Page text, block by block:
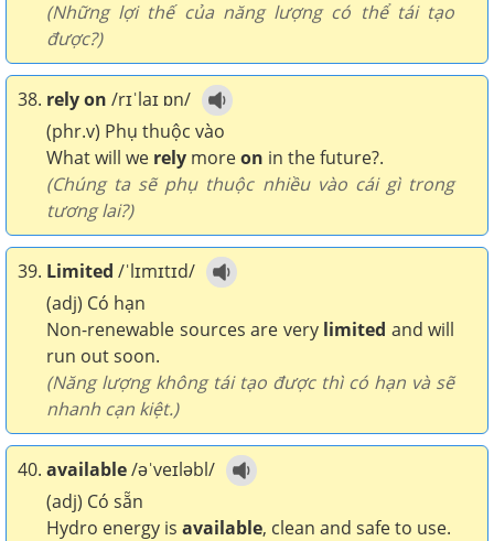
(Những lợi thế của năng lượng có thể tái tạo
được?)
38. rely on /rɪˈlaɪ ɒn/
(phr.v) Phụ thuộc vào
What will we rely moreon in the future?.
(Chúng ta sẽ phụ thuộc nhiều vào cái gì trong
tương lai?)
39. Limited /ˈlɪmɪtɪd/
(adj) Có hạn
Non-renewable sources are very limited and will
run out soon.
(Năng lượng không tái tạo được thì có hạn và sẽ
nhanh cạn kiệt.)
40. available/əˈveɪləbl/
(adj) Có sẵn
Hydro energy is available, clean and safe to use.